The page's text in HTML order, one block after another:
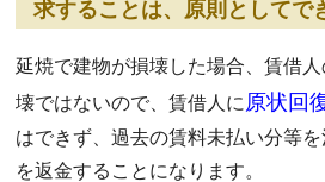
求することは、原則としてで
延焼で建物が損壊した場合、賃借
壊ではないので、賃借人に 原状回
はできず、過去の賃料未払い分等
を返金することになります。